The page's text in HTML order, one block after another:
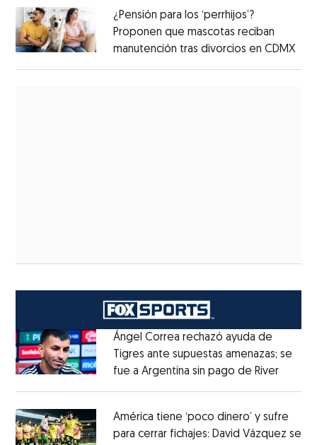
¿Pensión para los ‘perrhijos’?
Proponen que mascotas reciban
manutención tras divorcios en CDMX
Ángel Correa rechazó ayuda de
Tigres ante supuestas amenazas; se
fue a Argentina sin pago de RiverOpens
América tiene ‘poco dinero’ y sufre
para cerrar fichajes: David Vázquez se